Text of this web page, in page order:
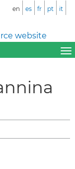
website
en es fr pt it